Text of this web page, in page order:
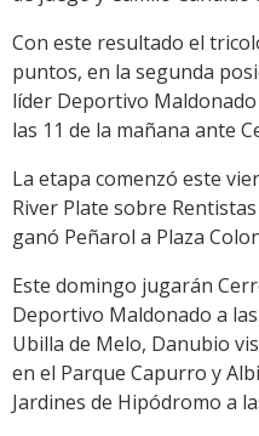
Con este resultado el
puntos, en la segunda
líder Deportivo
las 11 de la mañana ante
La etapa comenzó este
River Plate sobre
ganó Peñarol a Plaza
Este domingo jugarán
Deportivo Maldonado a
Ubilla de Melo, Danubio
en el Parque Capurro y
Jardines de Hipódromo a